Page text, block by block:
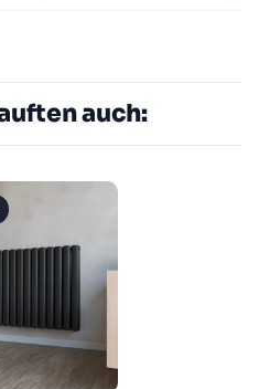
auch: